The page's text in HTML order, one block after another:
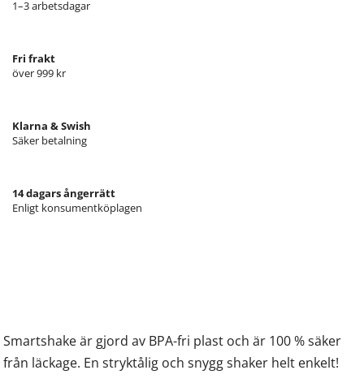
1–3 arbetsdagar
Fri frakt
över 999 kr
Klarna & Swish
Säker betalning
14 dagars ångerrätt
Enligt konsumentköplagen
Smartshake är gjord av BPA-fri plast och är 100 % säker
från läckage. En stryktålig och snygg shaker helt enkelt!